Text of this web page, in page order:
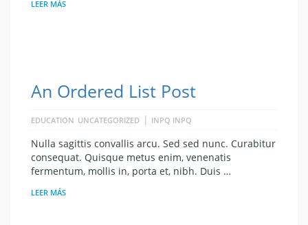
LEER MÁS
An Ordered List Post
EDUCATION UNCATEGORIZED | INPQ INPQ
Nulla sagittis convallis arcu. Sed sed nunc. Curabitur
consequat. Quisque metus enim, venenatis
fermentum, mollis in, porta et, nibh. Duis …
LEER MÁS